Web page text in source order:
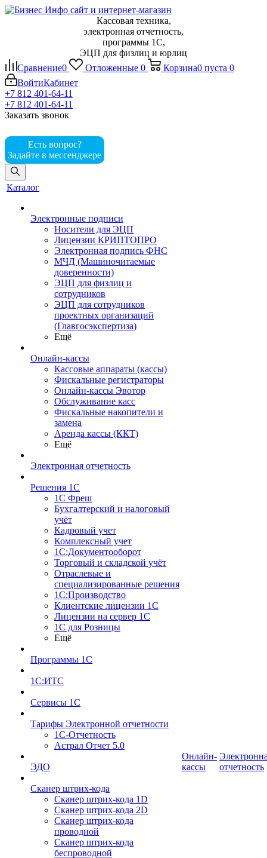
Кассовая техника,
электронная отчетность,
программы 1С,
ЭЦП для физлиц и юрлиц
Сравнение0 Отложенные 0 Корзина0 пуста 0
ВойтиКабинет
+7 812 401-64-11
+7 812 401-64-11
Заказать звонок
Есть вопрос?
Задайте в мессенджере
Каталог
Электронные подписи
Носители для ЭЦП
Лицензии КРИПТОПРО
Электронная подпись ФНС
МЧД (Машиночитаемые
доверенности)
ЭЦП для физлиц и
сотрудников
ЭЦП для сотрудников
проектных организаций
(Главгосэкспертиза)
Ещё
Онлайн-кассы
Кассовые аппараты (кассы)
Фискальные регистраторы
Онлайн-кассы Эвотор
Обслуживание касс
Фискальные накопители и
замена
Аренда кассы (ККТ)
Ещё
Электронная отчетность
Решения 1С
1С Фреш
Бухгалтерский и налоговый
учёт
Кадровый учет
Комплексный учет
1С:Документооборот
Торговый и складской учёт
Отраслевые и
специализированные решения
1С:Производство
Клиентские лицензии 1С
Лицензии на сервер 1С
1С для Розницы
Ещё
Программы 1С
1С:ИТС
Сервисы 1С
Тарифы Электронной отчетности
1С-Отчетность
Астрал Отчет 5.0
ЭДО
Сканер штрих-кода
Сканер штрих-кода 1D
Сканер штрих-кода 2D
Сканер штрих-кода
проводной
Сканер штрих-кода
беспроводной
Онлайн-
кассы
отчетность